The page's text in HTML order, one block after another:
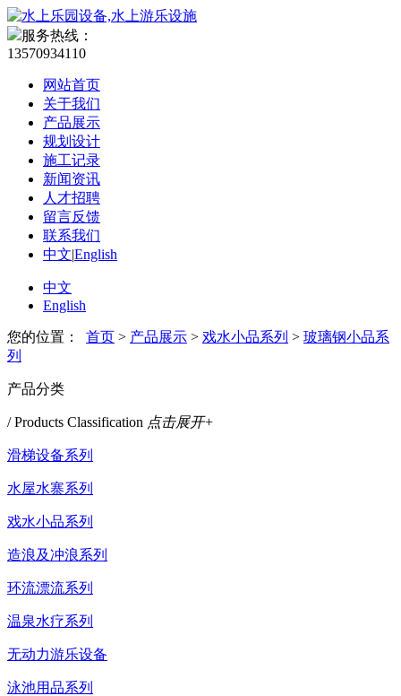
服务热线：
13570934110
网站首页
关于我们
产品展示
规划设计
施工记录
新闻资讯
人才招聘
留言反馈
联系我们
中文|English
中文
English
您的位置： 首页 > 产品展示 > 戏水小品系列 > 玻璃钢小品系
列
产品分类
/ Products Classification 点击展开+
滑梯设备系列
水屋水寨系列
戏水小品系列
造浪及冲浪系列
环流漂流系列
温泉水疗系列
无动力游乐设备
泳池用品系列